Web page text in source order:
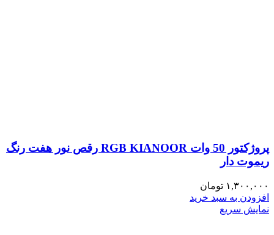
پروژکتور 50 وات RGB KIANOOR رقص نور هفت رنگ
ریموت دار
۱,۳۰۰,۰۰۰ تومان
افزودن به سبد خرید
نمایش سریع